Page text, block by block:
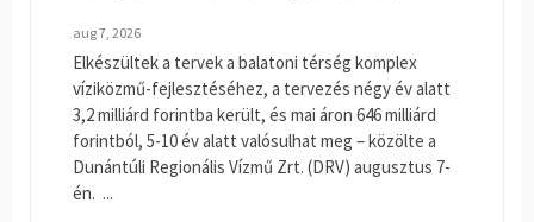
aug 7, 2026
Elkészültek a tervek a balatoni térség komplex
víziközmű-fejlesztéséhez, a tervezés négy év alatt
3,2 milliárd forintba került, és mai áron 646 milliárd
forintból, 5-10 év alatt valósulhat meg – közölte a
Dunántúli Regionális Vízmű Zrt. (DRV) augusztus 7-
én. ...